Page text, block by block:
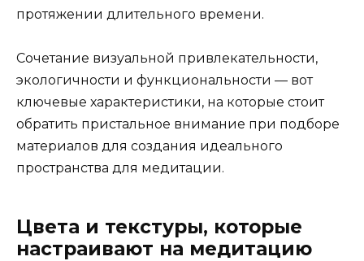
протяжении длительного времени.
Сочетание визуальной привлекательности,
экологичности и функциональности — вот
ключевые характеристики, на которые стоит
обратить пристальное внимание при подборе
материалов для создания идеального
пространства для медитации.
Цвета и текстуры, которые
настраивают на медитацию